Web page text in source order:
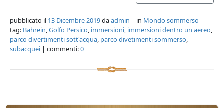
pubblicato il 13 Dicembre 2019daadmin | in Mondo sommerso |
tag: Bahrein,Golfo Persico, immersioni, immersioni dentro un aereo,
parco divertimenti sott'acqua, parco divetimenti sommerso,
subacquei | commenti:0